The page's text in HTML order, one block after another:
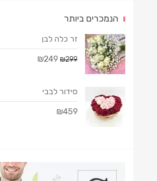
הנמכרים ביותר
זר כלה לבן
₪299
₪249
סידור לבבי
₪459